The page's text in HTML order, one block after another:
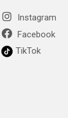
Instagram
Facebook
TikTok